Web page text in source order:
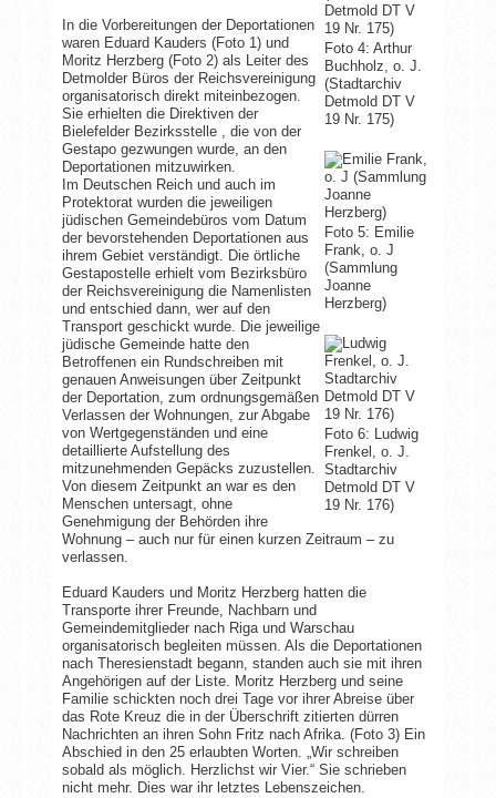
Foto 4: Arthur
Buchholz, o. J.
(Stadtarchiv
Detmold DT V
19 Nr. 175)
Foto 5: Emilie
Frank, o. J
(Sammlung
Joanne
Herzberg)
Foto 6: Ludwig
Frenkel, o. J.
Stadtarchiv
Detmold DT V
19 Nr. 176)
In die Vorbereitungen der Deportationen
waren Eduard Kauders (Foto 1) und
Moritz Herzberg (Foto 2) als Leiter des
Detmolder Büros der Reichsvereinigung
organisatorisch direkt miteinbezogen.
Sie erhielten die Direktiven der
Bielefelder Bezirksstelle , die von der
Gestapo gezwungen wurde, an den
Deportationen mitzuwirken.
Im Deutschen Reich und auch im
Protektorat wurden die jeweiligen
jüdischen Gemeindebüros vom Datum
der bevorstehenden Deportationen aus
ihrem Gebiet verständigt. Die örtliche
Gestapostelle erhielt vom Bezirksbüro
der Reichsvereinigung die Namenlisten
und entschied dann, wer auf den
Transport geschickt wurde. Die jeweilige
jüdische Gemeinde hatte den
Betroffenen ein Rundschreiben mit
genauen Anweisungen über Zeitpunkt
der Deportation, zum ordnungsgemäßen
Verlassen der Wohnungen, zur Abgabe
von Wertgegenständen und eine
detaillierte Aufstellung des
mitzunehmenden Gepäcks zuzustellen.
Von diesem Zeitpunkt an war es den
Menschen untersagt, ohne
Genehmigung der Behörden ihre
Wohnung – auch nur für einen kurzen Zeitraum – zu
verlassen.
Eduard Kauders und Moritz Herzberg hatten die
Transporte ihrer Freunde, Nachbarn und
Gemeindemitglieder nach Riga und Warschau
organisatorisch begleiten müssen. Als die Deportationen
nach Theresienstadt begann, standen auch sie mit ihren
Angehörigen auf der Liste. Moritz Herzberg und seine
Familie schickten noch drei Tage vor ihrer Abreise über
das Rote Kreuz die in der Überschrift zitierten dürren
Nachrichten an ihren Sohn Fritz nach Afrika. (Foto 3) Ein
Abschied in den 25 erlaubten Worten. „Wir schreiben
sobald als möglich. Herzlichst wir Vier.“ Sie schrieben
nicht mehr. Dies war ihr letztes Lebenszeichen.